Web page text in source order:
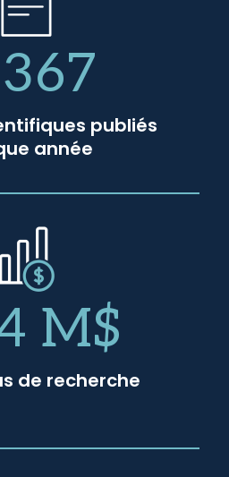
publiés
année
M$
de recherche